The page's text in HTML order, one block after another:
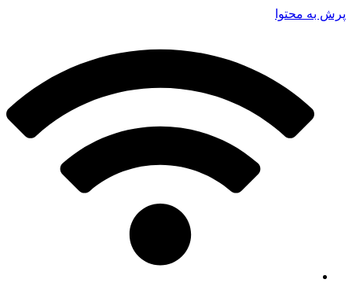
پرش به محتوا